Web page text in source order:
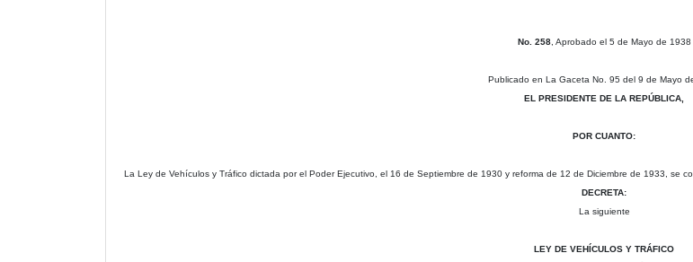
No. 258, Aprobado el 5 de Mayo de 1938
Publicado en La Gaceta No. 95 del 9 de Mayo
EL PRESIDENTE DE LA REPÚBLICA,
POR CUANTO:
La Ley de Vehículos y Tráfico dictada por el Poder Ejecutivo, el 16 de Septiembre de 1930 y reforma de 12 de Diciembre de 1933, se
DECRETA:
La siguiente
LEY DE VEHÍCULOS Y TRÁFICO